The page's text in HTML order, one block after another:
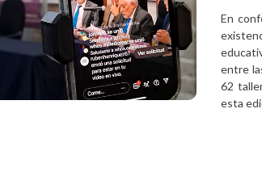
En
entre
62
esta